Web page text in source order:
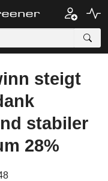
steigt
stabiler
28%